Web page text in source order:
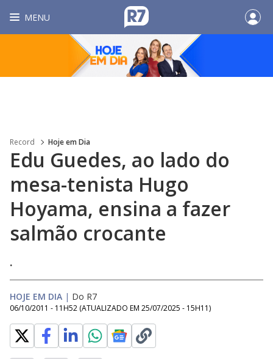
MENU
Record Hoje em Dia
Edu Guedes, ao lado do
mesa-tenista Hugo
Hoyama, ensina a fazer
salmão crocante
.
HOJE EM DIA | Do R7
06/10/2011 - 11H52 (ATUALIZADO EM 25/07/2025 - 15H11)